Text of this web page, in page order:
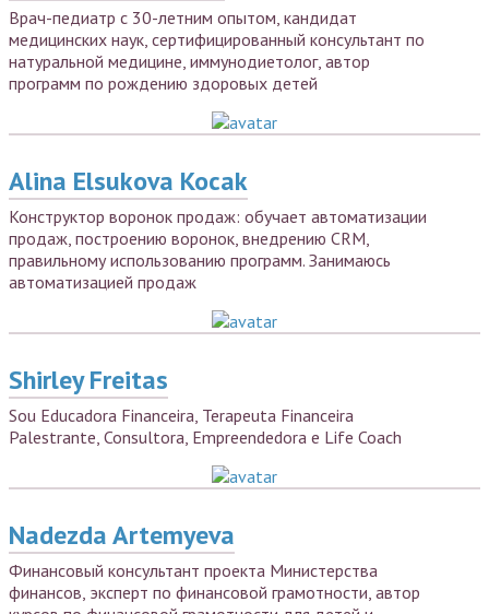
Врач-педиатр с 30-летним опытом, кандидат
медицинских наук, сертифицированный консультант по
натуральной медицине, иммунодиетолог, автор
программ по рождению здоровых детей
Alina Elsukova Kocak
Конструктор воронок продаж: обучает автоматизации
продаж, построению воронок, внедрению CRM,
правильному использованию программ. Занимаюсь
автоматизацией продаж
Shirley Freitas
Sou Educadora Financeira, Terapeuta Financeira
Palestrante, Consultora, Empreendedora e Life Coach
Nadezda Artemyeva
Финансовый консультант проекта Министерства
финансов, эксперт по финансовой грамотности, автор